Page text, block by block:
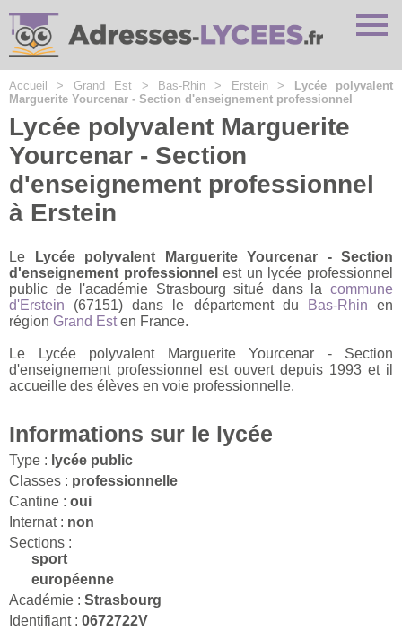
Accueil > Grand Est > Bas-Rhin > Erstein> Lycée polyvalent
Marguerite Yourcenar - Section d'enseignement professionnel
Lycée polyvalent Marguerite
Yourcenar - Section
d'enseignement professionnel
à Erstein
Le
Lycée polyvalent Marguerite Yourcenar - Section
d'enseignement professionnel est un lycée professionnel
public de l'académie Strasbourg situé dans la commune
d'Erstein (67151) dans le département du Bas-Rhin en
région Grand Esten France.
Le Lycée polyvalent Marguerite Yourcenar - Section
d'enseignement professionnel est ouvert depuis 1993 et il
accueille des élèves en voie professionnelle.
Informations sur le lycée
Type : lycée public
Classes : professionnelle
Cantine : oui
Internat : non
Sections :
sport
européenne
Académie : Strasbourg
Identifiant : 0672722V